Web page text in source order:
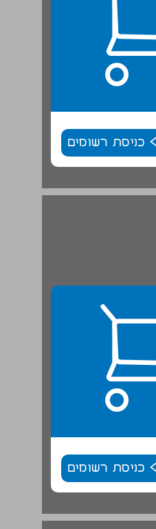
כניסת רשומים
כניסת רשומים